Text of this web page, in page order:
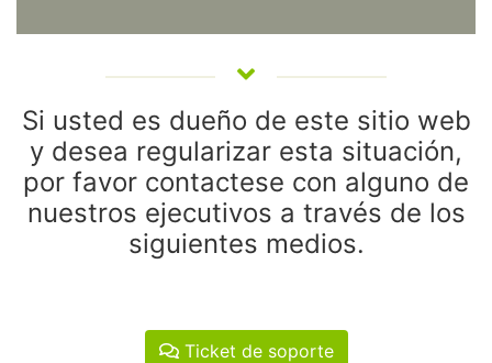
Si usted es dueño de este sitio web
y desea regularizar esta situación,
por favor contactese con alguno de
nuestros ejecutivos a través de los
siguientes medios.
Ticket de soporte